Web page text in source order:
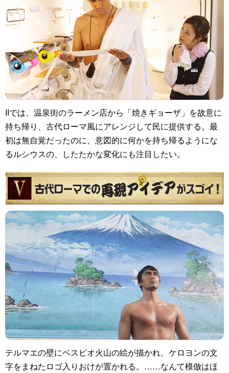
IIでは、温泉街のラーメン店から「焼きギョーザ」を故意に
持ち帰り、古代ローマ風にアレンジして民に提供する。最
初は無自覚だったのに、意図的に何かを持ち帰るようにな
るルシウスの、したたかな変化にも注目したい。
テルマエの壁にベスビオ火山の絵が描かれ、ケロヨンの文
字をまねたロゴ入りおけが置かれる。……なんて模倣はほ